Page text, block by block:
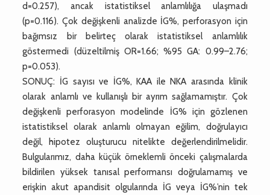
d=0.257), ancak istatistiksel anlamlılığa ulaşmadı
(p=0.116). Çok değişkenli analizde İG%, perforasyon için
bağımsız bir belirteç olarak istatistiksel anlamlılık
göstermedi (düzeltilmiş OR=1.66; %95 GA: 0.99–2.76;
p=0.053).
SONUÇ: İG sayısı ve İG%, KAA ile NKA arasında klinik
olarak anlamlı ve kullanışlı bir ayrım sağlamamıştır. Çok
değişkenli perforasyon modelinde İG% için gözlenen
istatistiksel olarak anlamlı olmayan eğilim, doğrulayıcı
değil, hipotez oluşturucu nitelikte değerlendirilmelidir.
Bulgularımız, daha küçük örneklemli önceki çalışmalarda
bildirilen yüksek tanısal performansı doğrulamamış ve
erişkin akut apandisit olgularında İG veya İG%’nin tek